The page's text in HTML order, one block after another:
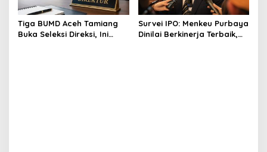
Tiga BUMD Aceh Tamiang
Buka Seleksi Direksi, Ini
Survei IPO: Menkeu Purbaya
Dinilai Berkinerja Terbaik,